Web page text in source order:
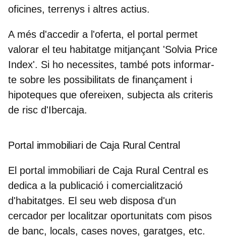
oficines, terrenys i altres actius.
A més d'accedir a l'oferta, el portal permet
valorar el teu habitatge mitjançant 'Solvia Price
Index'. Si ho necessites, també pots informar-
te sobre les possibilitats de finançament i
hipoteques que ofereixen, subjecta als criteris
de risc d'Ibercaja.
Portal immobiliari de Caja Rural Central
El portal immobiliari de Caja Rural Central es
dedica a la publicació i comercialització
d'habitatges. El seu web disposa d'un
cercador per localitzar oportunitats com pisos
de banc, locals, cases noves, garatges, etc.